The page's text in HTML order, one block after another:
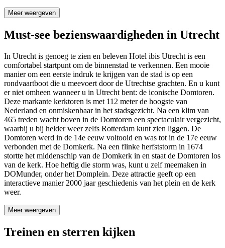
Meer weergeven
Must-see bezienswaardigheden in Utrecht
In Utrecht is genoeg te zien en beleven Hotel ibis Utrecht is een
comfortabel startpunt om de binnenstad te verkennen. Een mooie
manier om een eerste indruk te krijgen van de stad is op een
rondvaartboot die u meevoert door de Utrechtse grachten. En u kunt
er niet omheen wanneer u in Utrecht bent: de iconische Domtoren.
Deze markante kerktoren is met 112 meter de hoogste van
Nederland en onmiskenbaar in het stadsgezicht. Na een klim van
465 treden wacht boven in de Domtoren een spectaculair vergezicht,
waarbij u bij helder weer zelfs Rotterdam kunt zien liggen. De
Domtoren werd in de 14e eeuw voltooid en was tot in de 17e eeuw
verbonden met de Domkerk. Na een flinke herfststorm in 1674
stortte het middenschip van de Domkerk in en staat de Domtoren los
van de kerk. Hoe heftig die storm was, kunt u zelf meemaken in
DOMunder, onder het Domplein. Deze attractie geeft op een
interactieve manier 2000 jaar geschiedenis van het plein en de kerk
weer.
Meer weergeven
Treinen en sterren kijken